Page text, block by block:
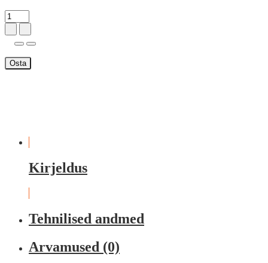
Osta
Kirjeldus
Tehnilised andmed
Arvamused (0)